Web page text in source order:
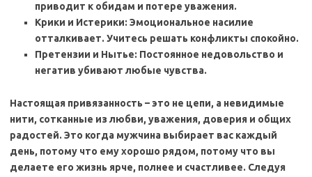
приводит к обидам и потере уважения.
Крики и Истерики: Эмоциональное насилие
отталкивает. Учитесь решать конфликты спокойно.
Претензии и Нытье: Постоянное недовольство и
негатив убивают любые чувства.
Настоящая привязанность – это не цепи, а невидимые
нити, сотканные из любви, уважения, доверия и общих
радостей. Это когда мужчина выбирает вас каждый
день, потому что ему хорошо рядом, потому что вы
делаете его жизнь ярче, полнее и счастливее. Следуя